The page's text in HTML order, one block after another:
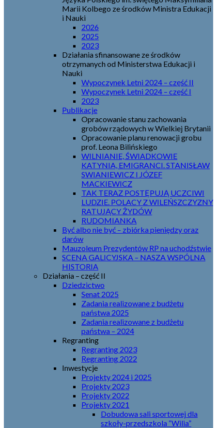
Marii Kolbego ze środków Ministra Edukacji
i Nauki
2026
2025
2023
Działania sfinansowane ze środków
otrzymanych od Ministerstwa Edukacji i
Nauki
Wypoczynek Letni 2024 – część II
Wypoczynek Letni 2024 – część I
2023
Publikacje
Opracowanie stanu zachowania
grobów rządowych w Wielkiej Brytanii
Opracowanie planu renowacji grobu
prof. Leona Bilińskiego
WILNIANIE, ŚWIADKOWIE
KATYNIA, EMIGRANCI. STANISŁAW
SWIANIEWICZ I JÓZEF
MACKIEWICZ
TAK TERAZ POSTĘPUJĄ UCZCIWI
LUDZIE. POLACY Z WILEŃSZCZYZNY
RATUJĄCY ŻYDÓW
RUDOMIANKA
Być albo nie być – zbiórka pieniędzy oraz
darów
Mauzoleum Prezydentów RP na uchodźstwie
SCENA GALICYJSKA – NASZA WSPÓLNA
HISTORIA
Działania – część II
Dziedzictwo
Senat 2025
Zadania realizowane z budżetu
państwa 2025
Zadania realizowane z budżetu
państwa – 2024
Regranting
Regranting 2023
Regranting 2022
Inwestycje
Projekty 2024 i 2025
Projekty 2023
Projekty 2022
Projekty 2021
Dobudowa sali sportowej dla
szkoły-przedszkola “Wilia”